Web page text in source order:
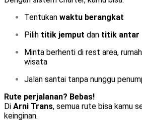
Tentukan waktu berangkat
Pilih titik jemput dan titik antar
Minta berhenti di rest area,
wisata
Jalan santai tanpa nunggu
Rute perjalanan? Bebas!
Di Arni Trans, semua rute bisa kamu
keinginan.